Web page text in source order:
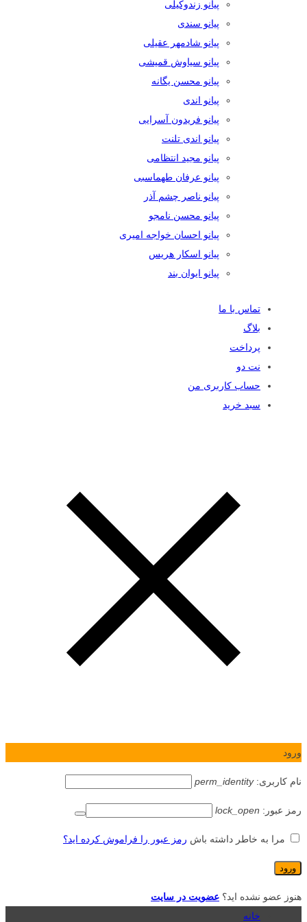
پیانو زندوکیلی
پیانو سندی
پیانو شادمهر عقیلی
پیانو سیاوش قمیشی
پیانو محسن یگانه
پیانو اندی
پیانو فریدون آسرایی
پیانو اندی تلنت
پیانو مجید انتظامی
پیانو عرفان طهماسبی
پیانو ناصر چشم آذر
پیانو محسن نامجو
پیانو احسان خواجه امیری
پیانو اسکار هریس
پیانو ایوان بند
تماس با ما
بلاگ
پرداخت
نت دو
حساب کاربری من
سبد خرید
ورود
نام کاربری:perm_identity
رمز عبور: lock_open
مرا به خاطر داشته باش رمز عبور را فراموش کرده اید؟
هنوز عضو نشده اید؟ عضویت در سایت
خانه